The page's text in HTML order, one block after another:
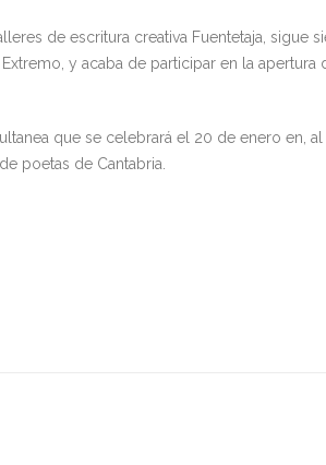
de escritura creativa Fuentetaja, sigue
y acaba de participar en la
que se celebrará el 20 de enero en,
poetas de Cantabria.